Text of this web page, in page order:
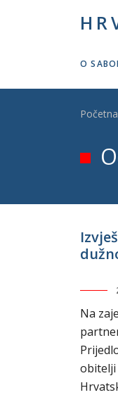
O
Početna
Na
obitelji